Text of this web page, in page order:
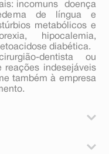
incomuns  doença
de língua e
metabólicos e
hipocalemia,
diabética.
dentista ou
reações indesejáveis
também à empresa